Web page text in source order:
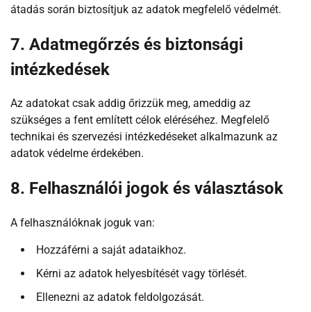
átadás során biztosítjuk az adatok megfelelő védelmét.
7. Adatmegőrzés és biztonsági
intézkedések
Az adatokat csak addig őrizzük meg, ameddig az
szükséges a fent említett célok eléréséhez. Megfelelő
technikai és szervezési intézkedéseket alkalmazunk az
adatok védelme érdekében.
8. Felhasználói jogok és választások
A felhasználóknak joguk van:
Hozzáférni a saját adataikhoz.
Kérni az adatok helyesbítését vagy törlését.
Ellenezni az adatok feldolgozását.